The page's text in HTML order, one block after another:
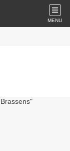
MENU